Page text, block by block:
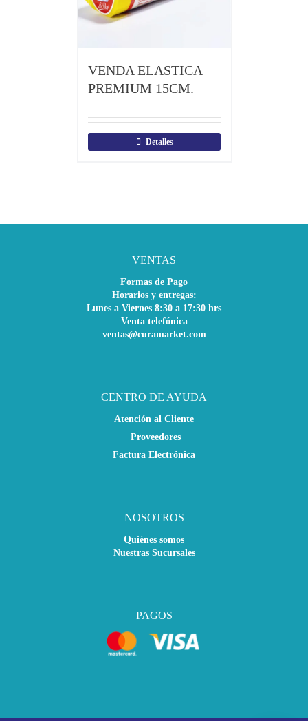
VENDA ELASTICA
PREMIUM 15CM.
Detalles
VENTAS
Formas de Pago
Horarios y entregas:
Lunes a Viernes 8:30 a 17:30 hrs
Venta telefónica
ventas@curamarket.com
CENTRO DE AYUDA
Atención al Cliente
Proveedores
Factura Electrónica
NOSOTROS
Quiénes somos
Nuestras Sucursales
PAGOS